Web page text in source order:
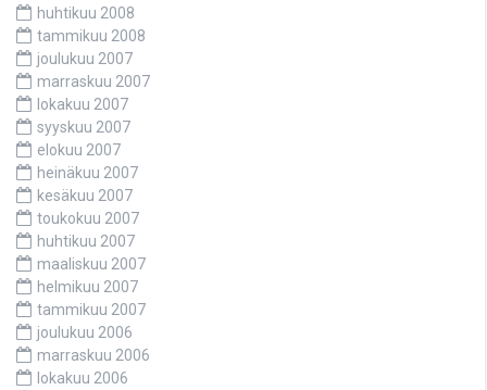
huhtikuu 2008
tammikuu 2008
joulukuu 2007
marraskuu 2007
lokakuu 2007
syyskuu 2007
elokuu 2007
heinäkuu 2007
kesäkuu 2007
toukokuu 2007
huhtikuu 2007
maaliskuu 2007
helmikuu 2007
tammikuu 2007
joulukuu 2006
marraskuu 2006
lokakuu 2006